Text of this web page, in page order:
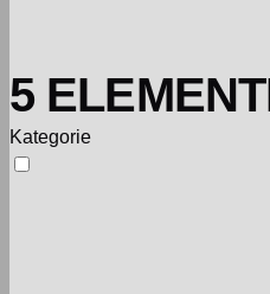
5
Kategorie